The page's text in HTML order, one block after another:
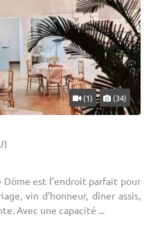
(1) (34)
est l’endroit parfait pour
vin d’honneur, dîner assis,
Avec une capacité ...